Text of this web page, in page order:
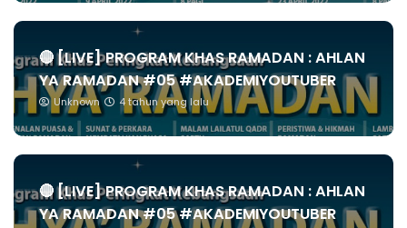
🔴 [LIVE] PROGRAM KHAS RAMADAN : AHLAN
YA RAMADAN #05 #AKADEMIYOUTUBER
Unknown 4 tahun yang lalu
🔴 [LIVE] PROGRAM KHAS RAMADAN : AHLAN
YA RAMADAN #05 #AKADEMIYOUTUBER